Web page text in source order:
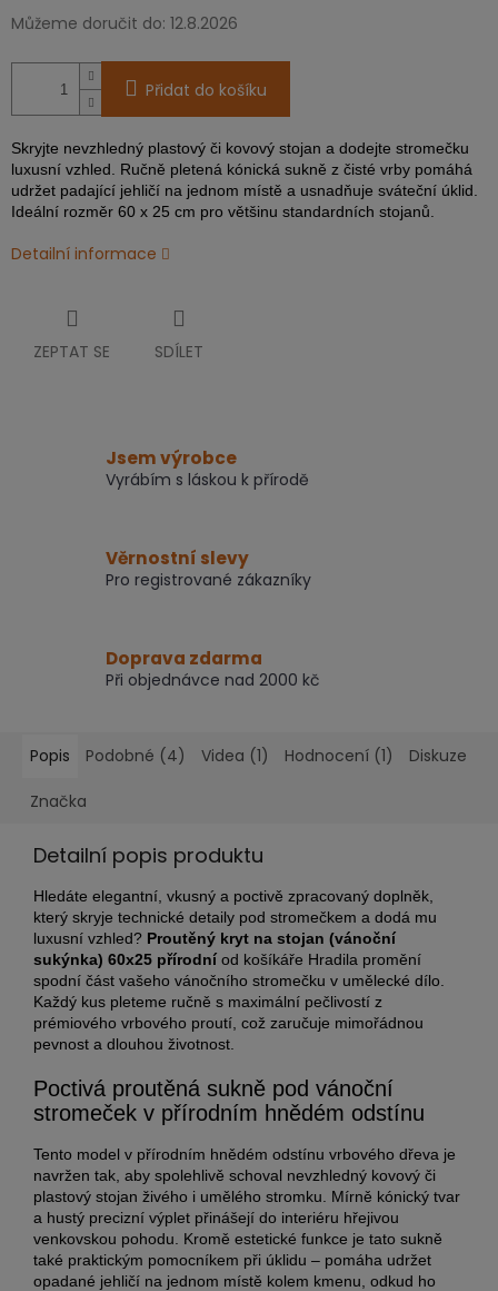
Můžeme doručit do: 12.8.2026
Přidat do košíku
Skryjte nevzhledný plastový či kovový stojan a dodejte stromečku
luxusní vzhled. Ručně pletená kónická sukně z čisté vrby pomáhá
udržet padající jehličí na jednom místě a usnadňuje sváteční úklid.
Ideální rozměr 60 x 25 cm pro většinu standardních stojanů.
Detailní informace
ZEPTAT SE SDÍLET
Jsem výrobce
Vyrábím s láskou k přírodě
Věrnostní slevy
Pro registrované zákazníky
Doprava zdarma
Při objednávce nad 2000 kč
Popis Podobné (4) Videa (1) Hodnocení (1) Diskuze
Značka
Detailní popis produktu
Hledáte elegantní, vkusný a poctivě zpracovaný doplněk,
který skryje technické detaily pod stromečkem a dodá mu
luxusní vzhled? Proutěný kryt na stojan (vánoční
sukýnka) 60x25 přírodní od košíkáře Hradila promění
spodní část vašeho vánočního stromečku v umělecké dílo.
Každý kus pleteme ručně s maximální pečlivostí z
prémiového vrbového proutí, což zaručuje mimořádnou
pevnost a dlouhou životnost.
Poctivá proutěná sukně pod vánoční
stromeček v přírodním hnědém odstínu
Tento model v přírodním hnědém odstínu vrbového dřeva je
navržen tak, aby spolehlivě schoval nevzhledný kovový či
plastový stojan živého i umělého stromku. Mírně kónický tvar
a hustý precizní výplet přinášejí do interiéru hřejivou
venkovskou pohodu. Kromě estetické funkce je tato sukně
také praktickým pomocníkem při úklidu – pomáha udržet
opadané jehličí na jednom místě kolem kmenu, odkud ho